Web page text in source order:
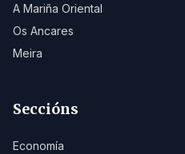
A Mariña Oriental
Os Ancares
Meira
Seccións
Economía